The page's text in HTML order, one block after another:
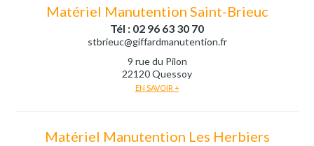
Matériel Manutention Saint-Brieuc
Tél : 02 96 63 30 70
stbrieuc@giffardmanutention.fr
9 rue du Pilon
22120 Quessoy
EN SAVOIR +
Matériel Manutention Les Herbiers